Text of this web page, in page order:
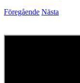
Föregående Nästa